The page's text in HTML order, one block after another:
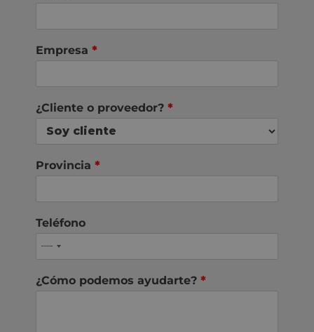
Empresa *
¿Cliente o proveedor? *
Provincia *
Teléfono
¿Cómo podemos ayudarte? *